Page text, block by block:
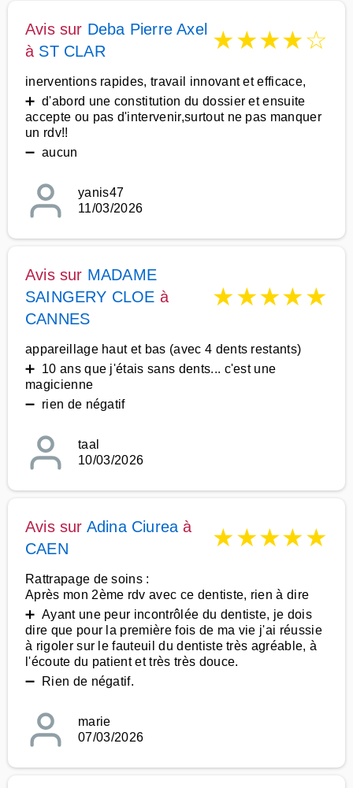
Avis sur Deba Pierre Axel
à ST CLAR ★★★★☆
inerventions rapides, travail innovant et efficace,
➕ d'abord une constitution du dossier et ensuite
accepte ou pas d'intervenir,surtout ne pas manquer
un rdv!!
➖ aucun
yanis47
11/03/2026
Avis sur MADAME
SAINGERY CLOE à
CANNES
★★★★★
appareillage haut et bas (avec 4 dents restants)
➕ 10 ans que j'étais sans dents... c'est une
magicienne
➖ rien de négatif
taal
10/03/2026
Avis sur Adina Ciurea à
CAEN
★★★★★
Rattrapage de soins :
Après mon 2ème rdv avec ce dentiste, rien à dire
➕ Ayant une peur incontrôlée du dentiste, je dois
dire que pour la première fois de ma vie j'ai réussie
à rigoler sur le fauteuil du dentiste très agréable, à
l'écoute du patient et très très douce.
➖ Rien de négatif.
marie
07/03/2026